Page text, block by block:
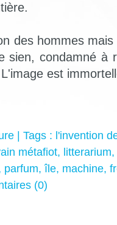
des hommes
sien, condamné à
est
| Tags : l'invention
métafiot, litterarium,
parfum,île, machine,
(0)